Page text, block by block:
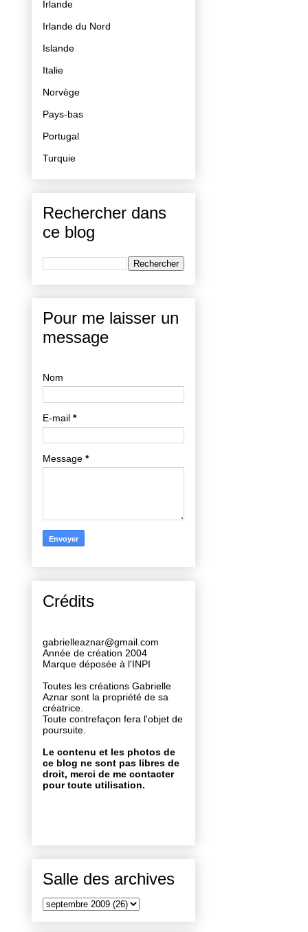
Irlande
Irlande du Nord
Islande
Italie
Norvège
Pays-bas
Portugal
Turquie
Rechercher dans
ce blog
Pour me laisser un
message
Nom
E-mail *
Message *
Crédits
gabrielleaznar@gmail.com
Année de création 2004
Marque déposée à l'INPI
Toutes les créations Gabrielle
Aznar sont la propriété de sa
créatrice.
Toute contrefaçon fera l'objet de
poursuite.
Le contenu et les photos de
ce blog ne sont pas libres de
droit, merci de me contacter
pour toute utilisation.
Salle des archives